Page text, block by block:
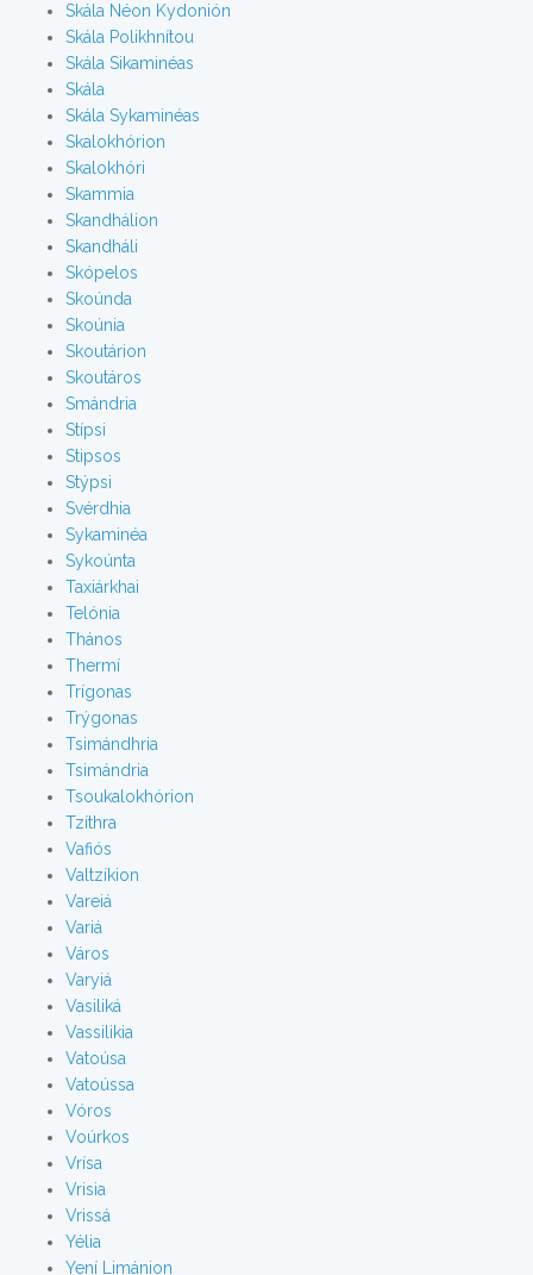
Skála Néon Kydonión
Skála Polikhnítou
Skála Sikaminéas
Skála
Skála Sykaminéas
Skalokhórion
Skalokhóri
Skammia
Skandhálion
Skandháli
Skópelos
Skoúnda
Skoúnia
Skoutárion
Skoutáros
Smándria
Stípsi
Stipsos
Stýpsi
Svérdhia
Sykaminéa
Sykoúnta
Taxiárkhai
Telónia
Thános
Thermí
Trígonas
Trýgonas
Tsimándhria
Tsimándria
Tsoukalokhórion
Tzíthra
Vafiós
Valtzíkion
Vareiá
Variá
Város
Varyiá
Vasiliká
Vassilikia
Vatoúsa
Vatoússa
Vóros
Voúrkos
Vrísa
Vrisia
Vrissá
Yélia
Yení Limánion